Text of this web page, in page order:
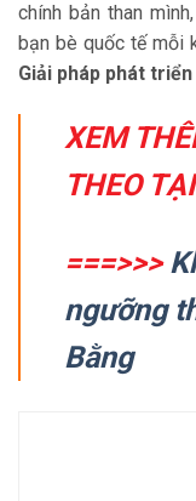
chính bản than
bạn bè quốc tế mỗi
Giải pháp phát
XEM
THEO
===>>>
ngưỡng
Bằng